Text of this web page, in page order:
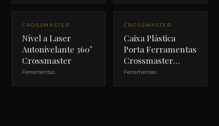
CROSSMASTER
Nível a Laser
Autonivelante 360°
Crossmaster
Ferramentas
CROSSMASTER
Caixa Plástica
Porta Ferramentas
Crossmaster
480mm
Ferramentas